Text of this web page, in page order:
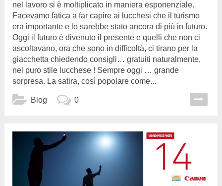
nel lavoro si è moltiplicato in maniera esponenziale.
Facevamo fatica a far capire ai lucchesi che il turismo
era importante e lo sarebbe stato ancora di più in futuro.
Oggi il futuro è divenuto il presente e quelli che non ci
ascoltavano, ora che sono in difficoltà, ci tirano per la
giacchetta chiedendo consigli… gratuiti naturalmente,
nel puro stile lucchese ! Sempre oggi … grande
sorpresa. La satira, così popolare come...
Blog 0